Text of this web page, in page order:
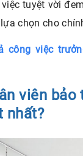
tuyệt vời
chọn cho
công việc
viên bảo
nhất?